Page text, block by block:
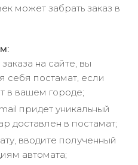
может забрать заказ в
на сайте, вы
себя постамат, если
в вашем городе;
придет уникальный
доставлен в постамат;
вводите полученный
автомата;